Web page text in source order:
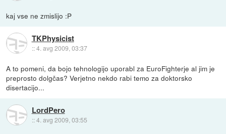
kaj vse ne zmislijo :P
TKPhysicist
::4. avg 2009, 03:37
A to pomeni, da bojo tehnologijo uporabl za EuroFighterje al jim je
preprosto dolgčas? Verjetno nekdo rabi temo za doktorsko
disertacijo...
LordPero
::4. avg 2009, 03:55